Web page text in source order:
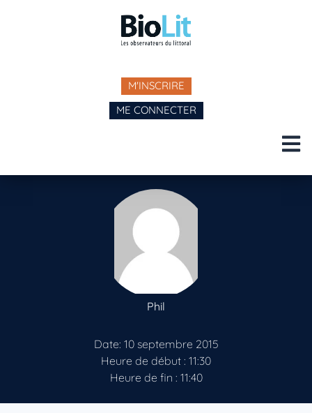
M'INSCRIRE
ME CONNECTER
Phil
Date: 10 septembre 2015
Heure de début : 11:30
Heure de fin : 11:40